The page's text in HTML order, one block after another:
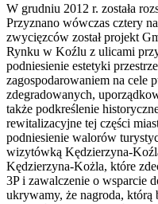
W grudniu 2012 r. została
Przyznano wówczas cztery
zwycięzców został projekt
Rynku w Koźlu z ulicami
podniesienie estetyki
zagospodarowaniem na cele
zdegradowanych,
także podkreślenie
rewitalizacyjne tej części
podniesienie walorów
wizytówką Kędzierzyna-
Kędzierzyna-Kożla, które
3P i zawalczenie o wsparcie
ukrywamy, że nagroda, którą